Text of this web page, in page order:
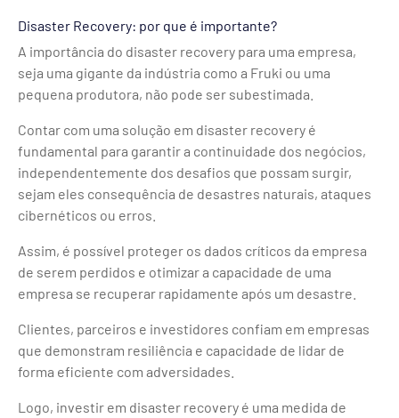
Disaster Recovery: por que é importante?
A importância do disaster recovery para uma empresa,
seja uma gigante da indústria como a Fruki ou uma
pequena produtora, não pode ser subestimada.
Contar com uma solução em disaster recovery é
fundamental para garantir a continuidade dos negócios,
independentemente dos desafios que possam surgir,
sejam eles consequência de desastres naturais, ataques
cibernéticos ou erros.
Assim, é possível proteger os dados críticos da empresa
de serem perdidos e otimizar a capacidade de uma
empresa se recuperar rapidamente após um desastre.
Clientes, parceiros e investidores confiam em empresas
que demonstram resiliência e capacidade de lidar de
forma eficiente com adversidades.
Logo, investir em disaster recovery é uma medida de